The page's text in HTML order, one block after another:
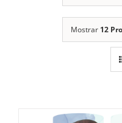
Mostrar 12